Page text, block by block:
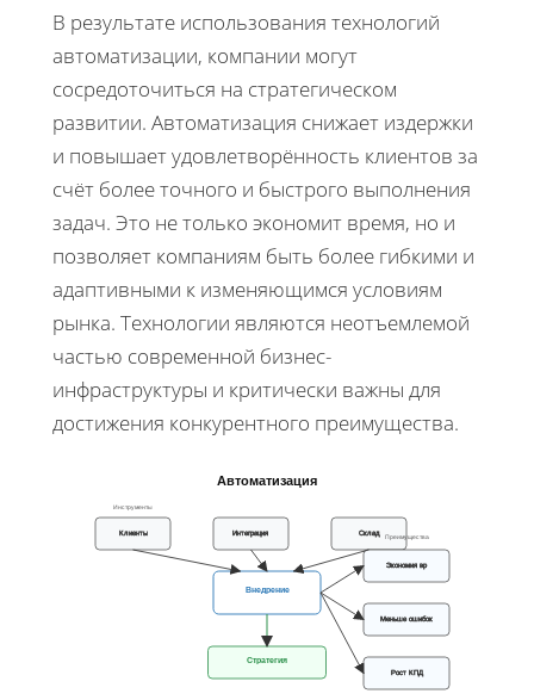
В результате использования технологий
автоматизации, компании могут
сосредоточиться на стратегическом
развитии. Автоматизация снижает издержки
и повышает удовлетворённость клиентов за
счёт более точного и быстрого выполнения
задач. Это не только экономит время, но и
позволяет компаниям быть более гибкими и
адаптивными к изменяющимся условиям
рынка. Технологии являются неотъемлемой
частью современной бизнес-
инфраструктуры и критически важны для
достижения конкурентного преимущества.
Автоматизация
Клиенты Интеграция Склад
Внедрение
Экономия вр
Меньше ошибок
Рост КПД
Стратегия
Инструменты
Преимущества